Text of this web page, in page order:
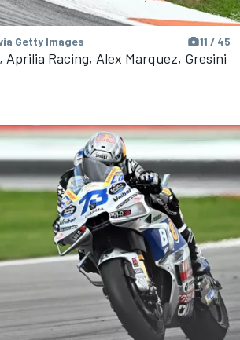
Getty Images 11 / 45
Aprilia Racing, Alex Marquez, Gresini